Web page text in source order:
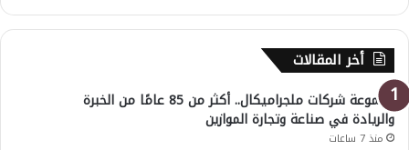
أخر المقالات
مجموعة شركات ملجراميكال.. أكثر من 85 عامًا من الخبرة
والريادة في صناعة وتجارة الموازين
منذ 7 ساعات